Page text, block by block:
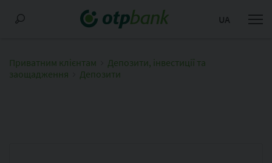
UA
Приватним клієнтам
Депозити, інвестиції та
заощадження
Депозити